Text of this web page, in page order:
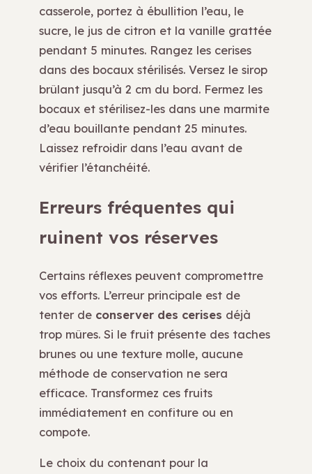
casserole, portez à ébullition l’eau, le
sucre, le jus de citron et la vanille grattée
pendant 5 minutes. Rangez les cerises
dans des bocaux stérilisés. Versez le sirop
brûlant jusqu’à 2 cm du bord. Fermez les
bocaux et stérilisez-les dans une marmite
d’eau bouillante pendant 25 minutes.
Laissez refroidir dans l’eau avant de
vérifier l’étanchéité.
Erreurs fréquentes qui
ruinent vos réserves
Certains réflexes peuvent compromettre
vos efforts. L’erreur principale est de
tenter de conserver des cerises déjà
trop mûres. Si le fruit présente des taches
brunes ou une texture molle, aucune
méthode de conservation ne sera
efficace. Transformez ces fruits
immédiatement en confiture ou en
compote.
Le choix du contenant pour la